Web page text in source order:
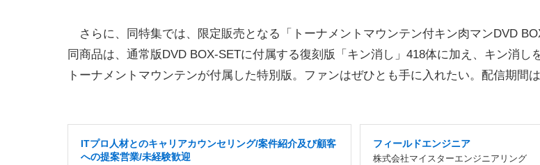
さらに、同特集では、限定販売となる「トーナメントマウンテン付キン肉マンDVD
同商品は、通常版DVD BOX-SETに付属する復刻版「キン消し」418体に加え、キン消し
トーナメントマウンテンが付属した特別版。ファンはぜひとも手に入れたい。配信期間は
ITプロ人材とのキャリアカウンセリング/案件紹介及び顧客
への提案営業/未経験歓迎
フィールドエンジニア
株式会社マイスターエンジニアリング